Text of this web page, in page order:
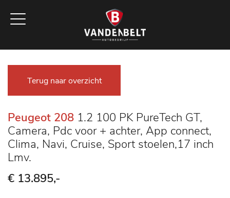
Terug naar overzicht
Peugeot 208 1.2 100 PK PureTech GT,
Camera, Pdc voor + achter, App connect,
Clima, Navi, Cruise, Sport stoelen,17 inch
Lmv.
€ 13.895,-